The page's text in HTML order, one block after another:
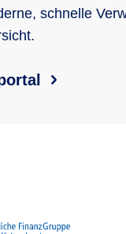
schnelle